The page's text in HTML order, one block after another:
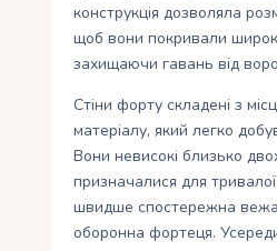
конструкція дозволяла
щоб вони покривали
захищаючи гавань від
Стіни форту складені з
матеріалу, який легко
Вони невисокі близько
призначалися для
швидше спостережна
оборонна фортеця.